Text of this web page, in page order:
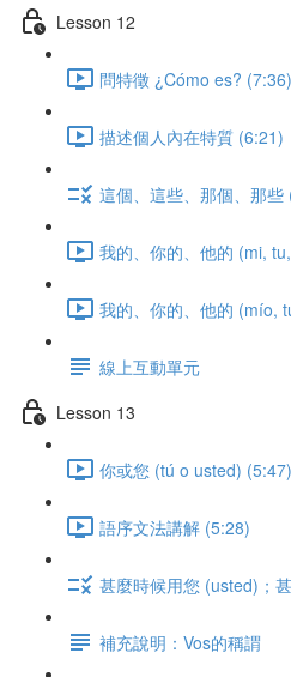
Lesson 12
問特徵 ¿Cómo es? (7:36)
描述個人內在特質 (6:21)
這個、這些、那個、那些
我的、你的、他的 (mi,
我的、你的、他的 (mío,
線上互動單元
Lesson 13
你或您 (tú o usted) (5:47)
語序文法講解 (5:28)
甚麼時候用您 (usted)；
補充說明：Vos的稱謂